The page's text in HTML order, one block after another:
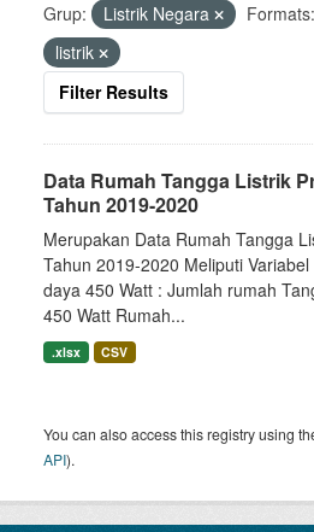
Grup:
Listrik Negara Formats:
listrik
Filter Results
Data Rumah Tangga Listrik
Tahun 2019-2020
Merupakan Data Rumah Tangga
Tahun 2019-2020 Meliputi
daya 450 Watt : Jumlah rumah
450 Watt Rumah...
.xlsx CSV
You can also access this registry using
API).